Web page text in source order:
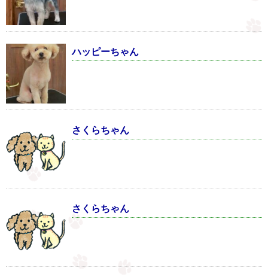
ハッピーちゃん
さくらちゃん
さくらちゃん